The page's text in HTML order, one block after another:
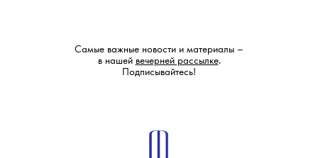
Самые важные новости и материалы –
в нашей вечерней рассылке.
Подписывайтесь!